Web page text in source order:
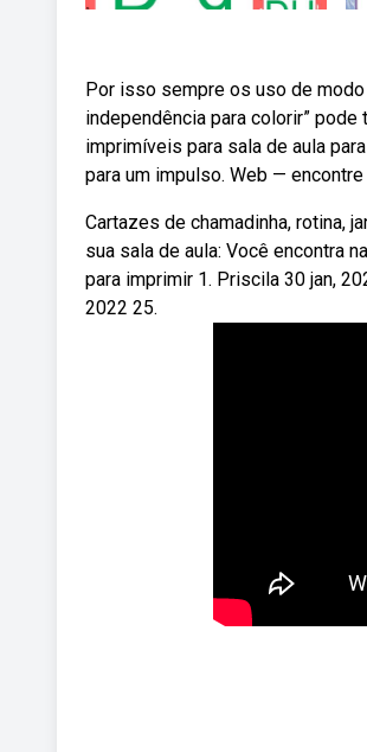
Por isso sempre os uso de modo
independência para colorir”
imprimíveis para sala de aula
para um impulso. Web —
Cartazes de chamadinha, rotina,
sua sala de aula: Você encontra
para imprimir 1. Priscila 30 jan,
2022 25.